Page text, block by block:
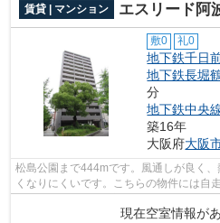
賃貸 | マンション エスリード阿
敷0 礼0
地下鉄千日
地下鉄長堀
分
地下鉄中央
築16年
大阪府大阪
松島公園まで444mです。風通しが良く
くなりにくいです。こちらの物件には自
現在空室情報が